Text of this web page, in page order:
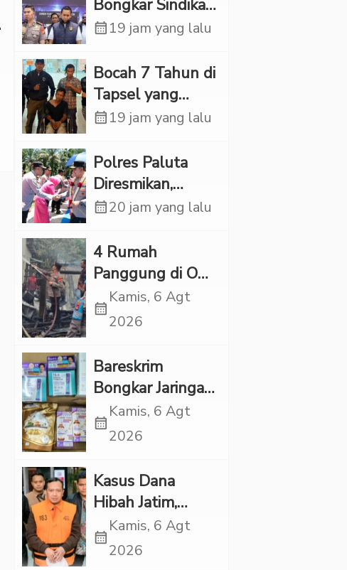
Bongkar Sindikat
Scamming
Korban Rugi
Rp6,7 Miliar
calendar_month19 jam yang lalu
Bocah 7 Tahun di
Tapsel yang
Ditemukan
Ternyata Korban
Kekerasan
Seksual
calendar_month19 jam yang lalu
Polres Paluta
Diresmikan,
Begini
Kapolres Tapsel
calendar_month20 jam yang lalu
‎4 Rumah
Panggung di OKI
Ludes Terbakar,
Kerugian Capai
calendar_month
Kamis, 6 Agt
2026
Bareskrim
Bongkar Jaringan
Etomidate dari
Thailand, 4
calendar_month
Kamis, 6 Agt
2026
Kasus Dana
Hibah Jatim,
Siliwangi: Partai
Punya Tanggung
calendar_month
Kamis, 6 Agt
2026